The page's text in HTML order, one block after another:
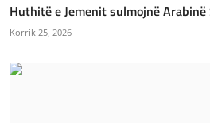
Huthitë e Jemenit sulmojnë
Korrik 25, 2026